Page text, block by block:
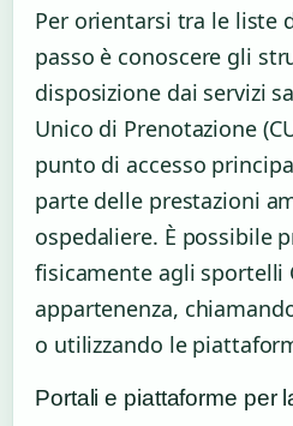
Per orientarsi tra le liste
passo è conoscere gli
disposizione dai servizi
Unico di Prenotazione
punto di accesso
parte delle prestazioni
ospedaliere. È possibile
fisicamente agli sportelli
appartenenza,
o utilizzando le
Portali e piattaforme per